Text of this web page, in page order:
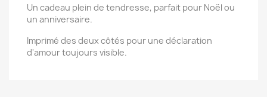
Un cadeau plein de tendresse, parfait pour Noël ou
un anniversaire.
Imprimé des deux côtés pour une déclaration
d'amour toujours visible.